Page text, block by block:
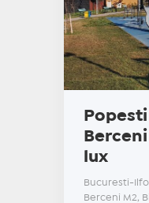
lux
Bucuresti-
Berceni M2,